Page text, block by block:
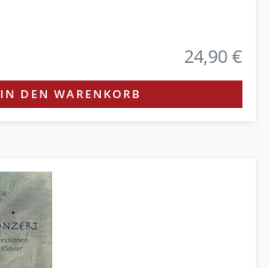
24,90 €
IN DEN WARENKORB